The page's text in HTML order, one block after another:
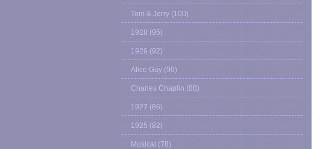
Tom & Jerry (100)
1928 (95)
1926 (92)
Alice Guy (90)
Charles Chaplin (88)
1927 (86)
1925 (82)
Musical (78)